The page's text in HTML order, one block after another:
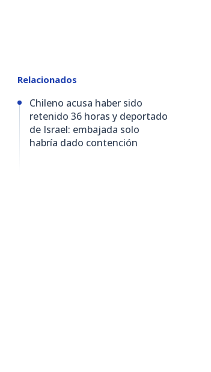
Relacionados
Chileno acusa haber sido
retenido 36 horas y deportado
de Israel: embajada solo
habría dado contención